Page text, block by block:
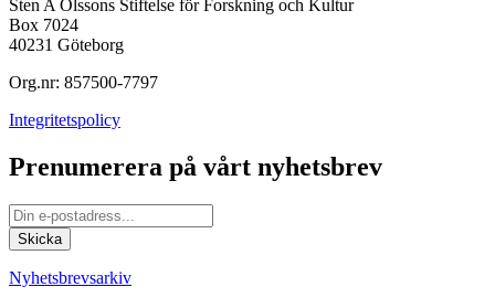
Sten A Olssons Stiftelse för Forskning och Kultur
Box 7024
40231 Göteborg
Org.nr: 857500-7797
Integritetspolicy
Prenumerera på vårt nyhetsbrev
Nyhetsbrevsarkiv